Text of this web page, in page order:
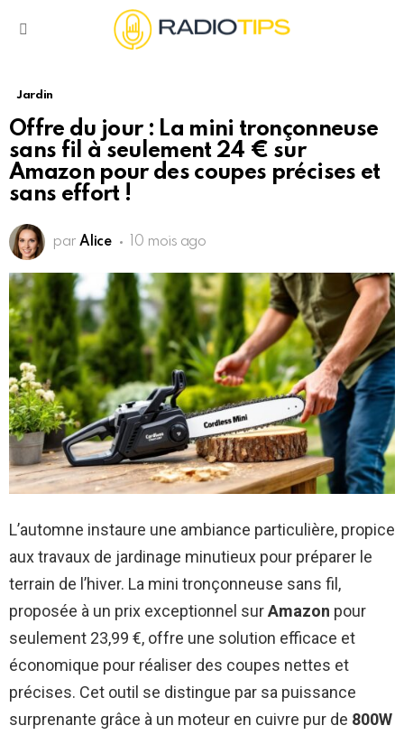
Jardin
Offre du jour : La mini tronçonneuse
sans fil à seulement 24 € sur
Amazon pour des coupes précises et
sans effort !
par Alice 10 mois ago
L’automne instaure une ambiance particulière, propice
aux travaux de jardinage minutieux pour préparer le
terrain de l’hiver. La mini tronçonneuse sans fil,
proposée à un prix exceptionnel surAmazon pour
seulement 23,99 €, offre une solution efficace et
économique pour réaliser des coupes nettes et
précises. Cet outil se distingue par sa puissance
surprenante grâce à un moteur en cuivre pur de 800W